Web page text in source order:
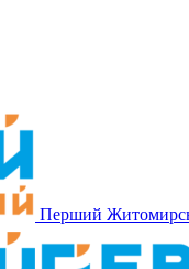
Перший